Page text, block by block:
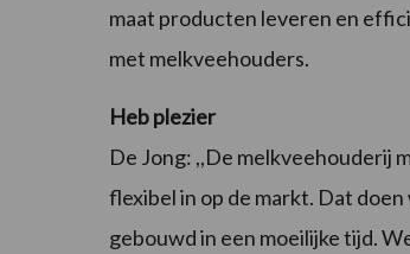
maat producten leveren en
met melkveehouders.
Heb plezier
De Jong: ,,De melkveehouderij
flexibel in op de markt. Dat
gebouwd in een moeilijke tijd.